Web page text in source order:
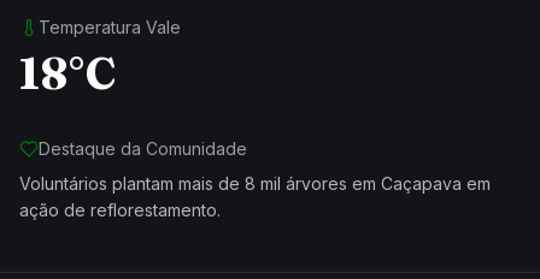
Temperatura Vale
18°C
Destaque da Comunidade
Voluntários plantam mais de 8 mil árvores em Caçapava em
ação de reflorestamento.